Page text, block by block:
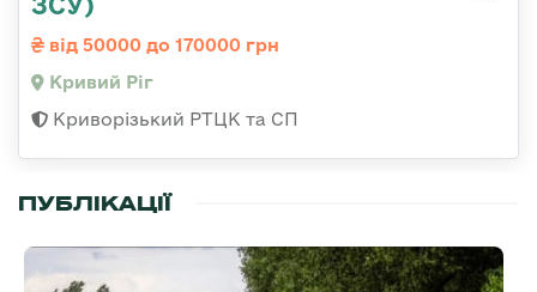
від 50000 до 170000 грн
Кривий Ріг
Криворізький РТЦК та СП
ПУБЛІКАЦІЇ